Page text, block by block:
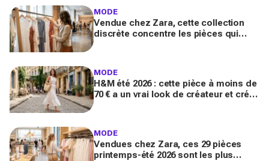
MODE
Vendue chez Zara, cette collection
discrète concentre les pièces qui
MODE
H&M été 2026 : cette pièce à moins de
70 € a un vrai look de créateur et crée
MODE
Vendues chez Zara, ces 29 pièces
printemps-été 2026 sont les plus